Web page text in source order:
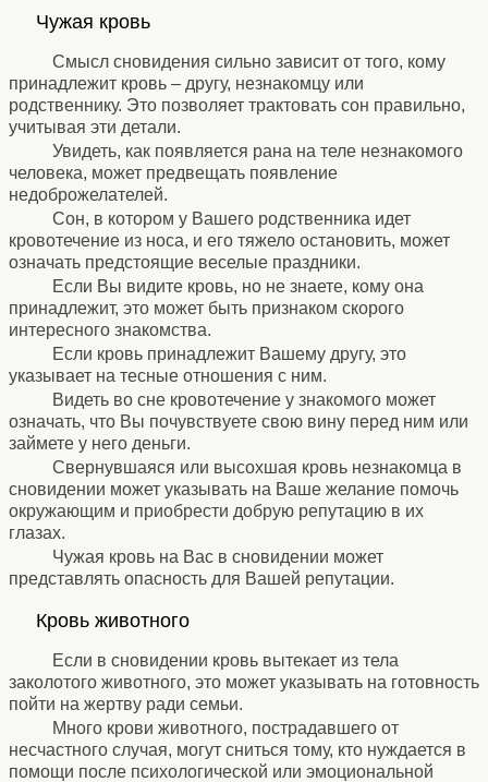
Чужая кровь
Смысл сновидения сильно зависит от того, кому
принадлежит кровь – другу, незнакомцу или
родственнику. Это позволяет трактовать сон правильно,
учитывая эти детали.
Увидеть, как появляется рана на теле незнакомого
человека, может предвещать появление
недоброжелателей.
Сон, в котором у Вашего родственника идет
кровотечение из носа, и его тяжело остановить, может
означать предстоящие веселые праздники.
Если Вы видите кровь, но не знаете, кому она
принадлежит, это может быть признаком скорого
интересного знакомства.
Если кровь принадлежит Вашему другу, это
указывает на тесные отношения с ним.
Видеть во сне кровотечение у знакомого может
означать, что Вы почувствуете свою вину перед ним или
займете у него деньги.
Свернувшаяся или высохшая кровь незнакомца в
сновидении может указывать на Ваше желание помочь
окружающим и приобрести добрую репутацию в их
глазах.
Чужая кровь на Вас в сновидении может
представлять опасность для Вашей репутации.
Кровь животного
Если в сновидении кровь вытекает из тела
заколотого животного, это может указывать на готовность
пойти на жертву ради семьи.
Много крови животного, пострадавшего от
несчастного случая, могут сниться тому, кто нуждается в
помощи после психологической или эмоциональной